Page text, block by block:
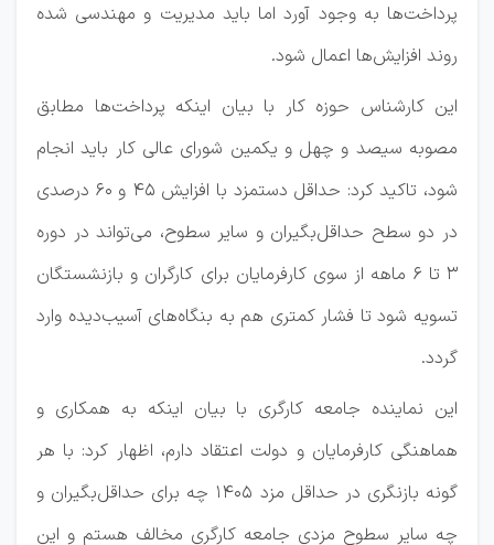
پرداخت‌ها به وجود آورد اما باید مدیریت و مهندسی شده
روند افزایش‌ها اعمال شود.
این کارشناس حوزه کار با بیان اینکه پرداخت‌ها مطابق
مصوبه سیصد و چهل و یکمین شورای عالی کار باید انجام
شود، تاکید کرد: حداقل دستمزد با افزایش ۴۵ و ۶۰ درصدی
در دو سطح حداقل‌بگیران و سایر سطوح، می‌تواند در دوره
۳ تا ۶ ماهه از سوی کارفرمایان برای کارگران و بازنشستگان
تسویه شود تا فشار کمتری هم به بنگاه‌های آسیب‌دیده وارد
گردد.
این نماینده جامعه کارگری با بیان اینکه به همکاری و
هماهنگی کارفرمایان و دولت اعتقاد دارم، اظهار کرد: با هر
گونه بازنگری در حداقل مزد ۱۴۰۵ چه برای حداقل‌بگیران و
چه سایر سطوح مزدی جامعه کارگری مخالف هستم و این